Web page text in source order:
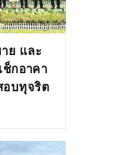
ย และ
ช็กอาคา
อบทุจริต